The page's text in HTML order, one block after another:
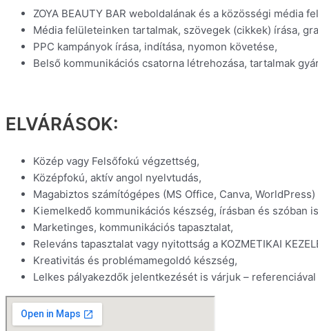
ZOYA BEAUTY BAR weboldalának és a közösségi
Média felületeinken tartalmak, szövegek (cikkek) írása,
PPC kampányok írása, indítása, nyomon követése,
Belső kommunikációs csatorna létrehozása, tartalmak
ELVÁRÁSOK:
Közép vagy Felsőfokú végzettség,
Középfokú, aktív angol nyelvtudás,
Magabiztos számítógépes (MS Office, Canva,
Kiemelkedő kommunikációs készség, írásban és szóban
Marketinges, kommunikációs tapasztalat,
Releváns tapasztalat vagy nyitottság a KOZMETIKAI
Kreativitás és problémamegoldó készség,
Lelkes pályakezdők jelentkezését is várjuk –